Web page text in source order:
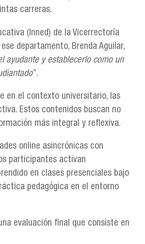
carreras.
(Inned) de la Vicerrectoría
departamento, Brenda Aguilar,
ayudante y establecerlo como un
”.
en el contexto universitario, las
Estos contenidos buscan no
más integral y reflexiva.
online asincrónicas con
participantes activan
en clases presenciales bajo
pedagógica en el entorno
evaluación final que consiste en